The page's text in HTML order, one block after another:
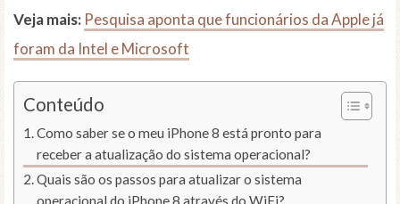
Veja mais: Pesquisa aponta que funcionários da Apple já
foram da Intel e Microsoft
Conteúdo
Como saber se o meu iPhone 8 está pronto para
receber a atualização do sistema operacional?
Quais são os passos para atualizar o sistema
operacional do iPhone 8 através do WiFi?